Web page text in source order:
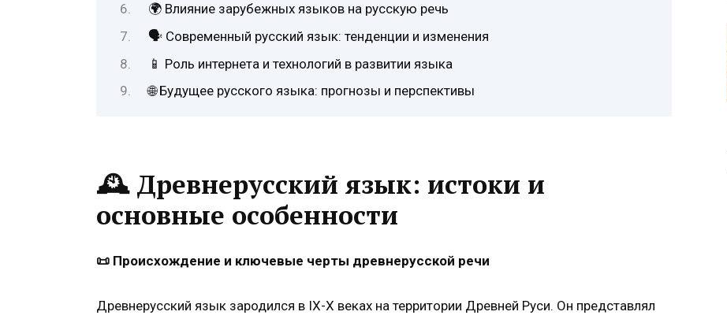
🌍 Влияние зарубежных языков на русскую речь
🗣️ Современный русский язык: тенденции и изменения
📱 Роль интернета и технологий в развитии языка
🌐 Будущее русского языка: прогнозы и перспективы
🕰️Древнерусский язык: истоки и
основные особенности
📜 Происхождение и ключевые черты древнерусской речи
Древнерусский язык зародился в IX-X веках на территории Древней Руси. Он представлял